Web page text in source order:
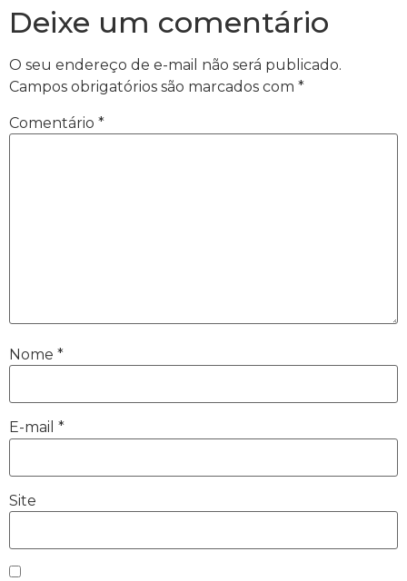
Deixe um comentário
O seu endereço de e-mail não será publicado.
Campos obrigatórios são marcados com *
Comentário *
Nome *
E-mail *
Site